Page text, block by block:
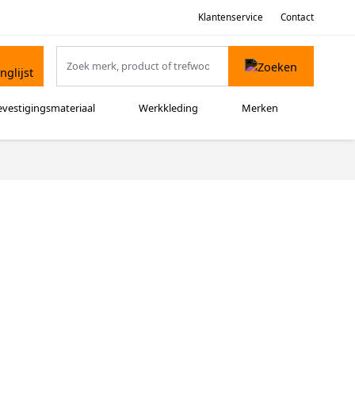
Klantenservice Contact
Werkkleding Merken